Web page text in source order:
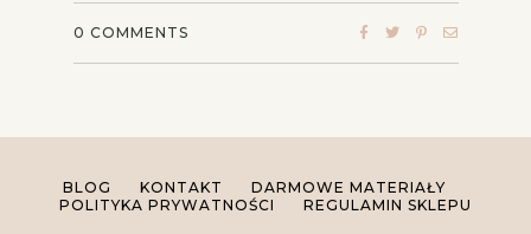
0 COMMENTS
BLOG KONTAKT
DARMOWE MATERIAŁY
POLITYKA PRYWATNOŚCI
REGULAMIN SKLEPU